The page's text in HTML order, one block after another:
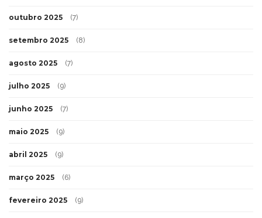
outubro 2025 (7)
setembro 2025 (8)
agosto 2025 (7)
julho 2025 (9)
junho 2025 (7)
maio 2025 (9)
abril 2025 (9)
março 2025 (6)
fevereiro 2025 (9)